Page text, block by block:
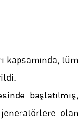
tüm
başlatılmış,
olan